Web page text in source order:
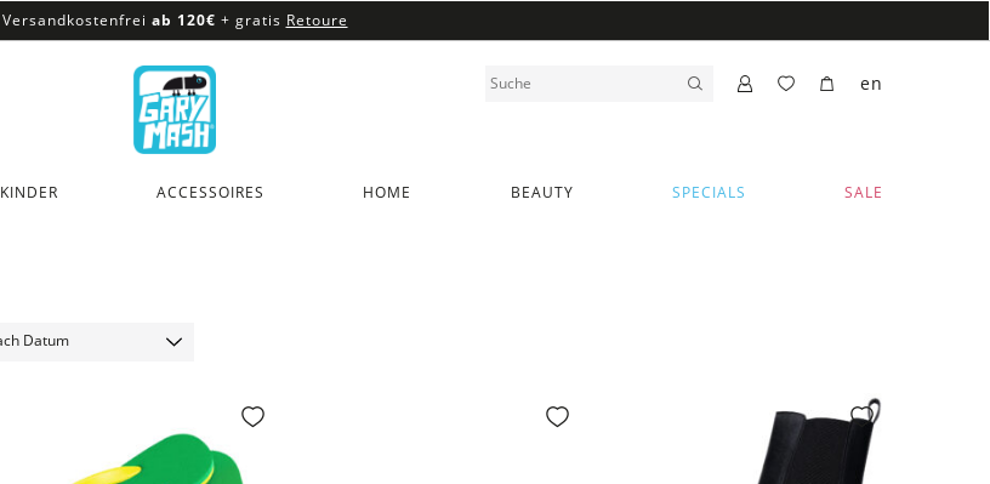
Versandkostenfrei ab 120€ + gratis Retoure
Versandkostenfreiab 120€
KINDER ACCESSOIRES HOME BEAUTY SPECIALS SALE
en